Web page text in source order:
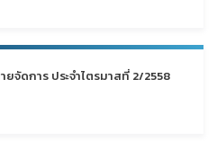
ยจัดการ ประจำไตรมาสที่ 2/2558